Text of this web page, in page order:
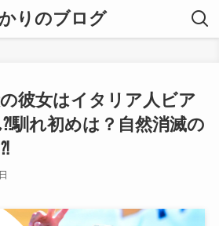
りのブログ
彼女はイタリア人ビア
馴れ初めは？自然消滅の